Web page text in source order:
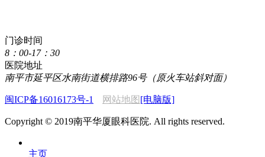
门诊时间
8：00-17：30
医院地址
南平市延平区水南街道横排路96号（原火车站斜对面）
闽ICP备16016173号-1 网站地图 [电脑版]
Copyright © 2019南平华厦眼科医院. All rights reserved.
主页